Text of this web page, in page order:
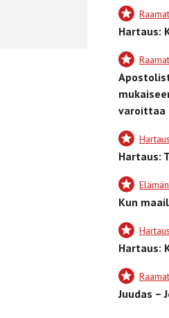
Hartaus:
varoittaa
Hartaus
Hartaus:
Kun
Hartaus
Hartaus:
Juudas –